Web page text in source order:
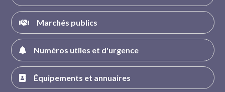
Marchés publics
Numéros utiles et d'urgence
Équipements et annuaires